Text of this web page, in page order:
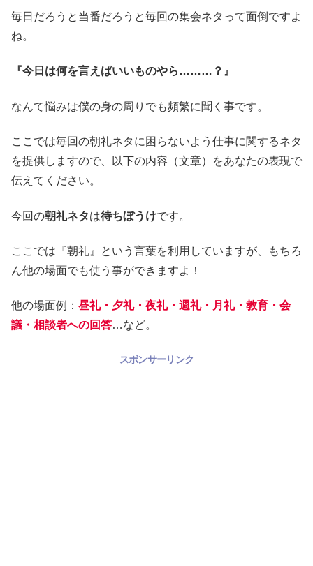
毎日だろうと当番だろうと毎回の集会ネタって面倒ですよ
ね。
『今日は何を言えばいいものやら………？』
なんて悩みは僕の身の周りでも頻繁に聞く事です。
ここでは毎回の朝礼ネタに困らないよう仕事に関するネタ
を提供しますので、以下の内容（文章）をあなたの表現で
伝えてください。
今回の朝礼ネタは待ちぼうけです。
ここでは『朝礼』という言葉を利用していますが、もちろ
ん他の場面でも使う事ができますよ！
他の場面例： 昼礼・夕礼・夜礼・週礼・月礼・教育・会
議・相談者への回答…など。
スポンサーリンク